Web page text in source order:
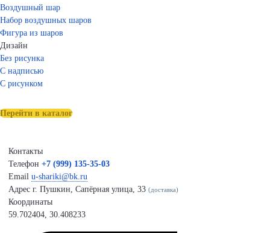
Воздушный шар
Набор воздушных шаров
Фигура из шаров
Дизайн
Без рисунка
С надписью
С рисунком
Перейти в каталог
Контакты
Телефон +7 (999) 135-35-03
Email u-shariki@bk.ru
Адрес г. Пушкин, Сапёрная улица, 33 (доставка)
Координаты
59.702404, 30.408233